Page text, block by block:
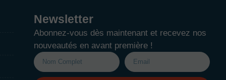
Newsletter
Abonnez-vous dès maintenant et recevez nos
nouveautés en avant première !